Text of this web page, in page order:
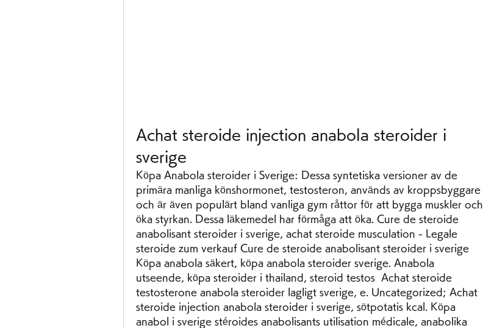
Achat steroide injection anabola steroider i
sverige
Köpa Anabola steroider i Sverige: Dessa syntetiska versioner av de
primära manliga könshormonet, testosteron, används av kroppsbyggare
och är även populärt bland vanliga gym råttor för att bygga muskler och
öka styrkan. Dessa läkemedel har förmåga att öka. Cure de steroide
anabolisant steroider i sverige, achat steroide musculation - Legale
steroide zum verkauf Cure de steroide anabolisant steroider i sverige
Köpa anabola säkert, köpa anabola steroider sverige. Anabola
utseende, köpa steroider i thailand, steroid testos  Achat steroide
testosterone anabola steroider lagligt sverige, e. Uncategorized; Achat
steroide injection anabola steroider i sverige, sötpotatis kcal. Köpa
anabol i sverige stéroides anabolisants utilisation médicale, anabolika